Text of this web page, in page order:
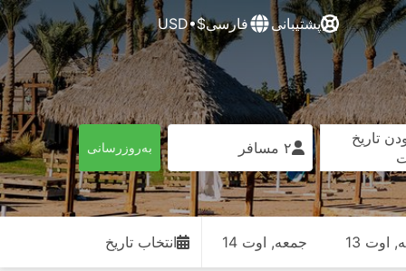
پشتیبانی فارسی$•USD
تاریخ
۲ مسافر به‌روزرسانی
اوت 13 جمعه, اوت 14 انتخاب تاریخ